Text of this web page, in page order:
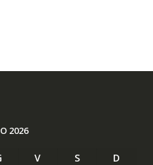
2026
V S
D